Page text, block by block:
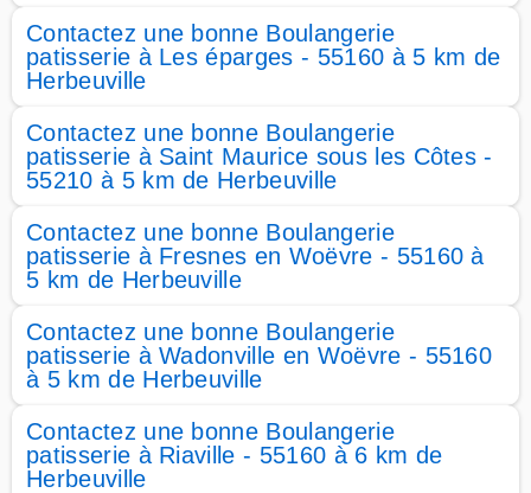
Contactez une bonne Boulangerie
patisserie à Les éparges - 55160 à 5 km de
Herbeuville
Contactez une bonne Boulangerie
patisserie à Saint Maurice sous les Côtes -
55210 à 5 km de Herbeuville
Contactez une bonne Boulangerie
patisserie à Fresnes en Woëvre - 55160 à
5 km de Herbeuville
Contactez une bonne Boulangerie
patisserie à Wadonville en Woëvre - 55160
à 5 km de Herbeuville
Contactez une bonne Boulangerie
patisserie à Riaville - 55160 à 6 km de
Herbeuville